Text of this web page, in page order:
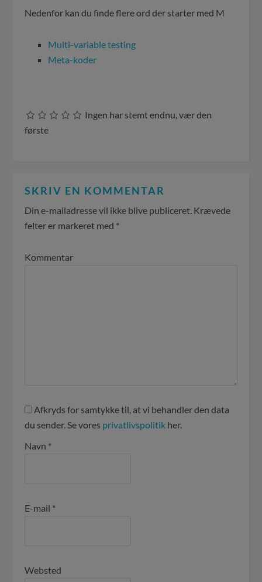
Nedenfor kan du finde flere ord der starter med M
Multi-variable testing
Meta-koder
Ingen har stemt endnu, vær den
første
SKRIV EN KOMMENTAR
Din e-mailadresse vil ikke blive publiceret. Krævede
felter er markeret med *
Kommentar
Afkryds for samtykke til, at vi behandler den data
du sender. Se vores privatlivspolitik her.
Navn *
E-mail *
Websted